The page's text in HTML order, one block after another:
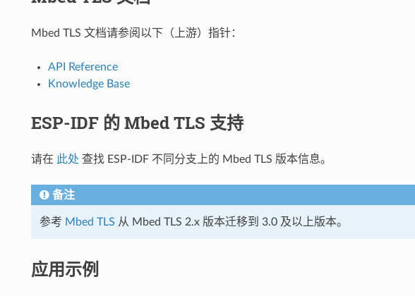
Mbed TLS 文档请参阅以下（上游）指针：
API Reference
Knowledge Base
ESP-IDF 的 Mbed TLS 支持
请在 此处 查找 ESP-IDF 不同分支上的 Mbed TLS 版本信息。
备注
参考 Mbed TLS 从 Mbed TLS 2.x 版本迁移到 3.0 及以上版本。
应用示例